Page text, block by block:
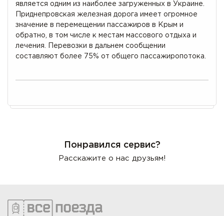
Понравился сервис?
Расскажите о нас друзьям!
является одним из наиболее загруженных в Украине.
Приднепровская железная дорога имеет огромное
значение в перемещении пассажиров в Крым и
обратно, в том числе к местам массового отдыха и
лечения. Перевозки в дальнем сообщении
составляют более 75% от общего пассажиропотока.